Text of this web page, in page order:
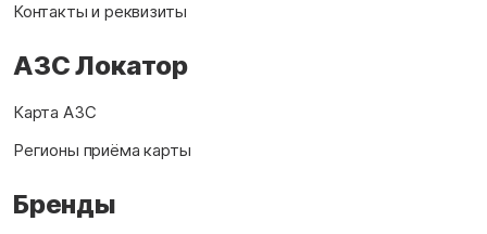
Контакты и реквизиты
АЗС Локатор
Карта АЗС
Регионы приёма карты
Бренды